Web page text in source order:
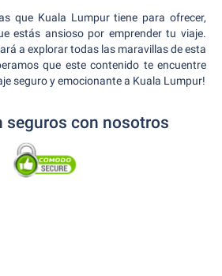
que Kuala Lumpur tiene para ofrecer,
estás ansioso por emprender tu viaje.
a explorar todas las maravillas de esta
que este contenido te encuentre
seguro y emocionante a Kuala Lumpur!
seguros con nosotros